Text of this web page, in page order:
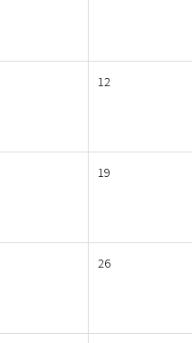
12
19
26